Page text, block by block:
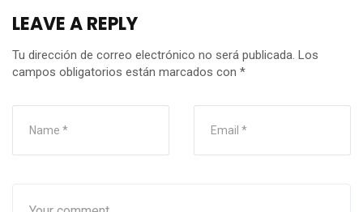
LEAVE A REPLY
Tu dirección de correo electrónico no será publicada. Los
campos obligatorios están marcados con *